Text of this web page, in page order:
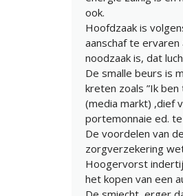
ook.
Hoofdzaak is
aanschaf te ervaren
noodzaak is, dat
De smalle beurs is
kreten zoals ”Ik ben
(media markt) ,dief
portemonnaie ed. te
De voordelen van
zorgverzekering
Hoogervorst
het kopen van een